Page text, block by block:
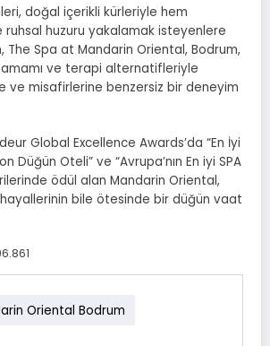
doğal içerikli kürleriyle hem
huzuru yakalamak isteyenlere
The Spa at Mandarin Oriental, Bodrum,
ve terapi alternatifleriyle
ve misafirlerine benzersiz bir deneyim
Global Excellence Awards’da “En İyi
Düğün Oteli” ve “Avrupa’nın En iyi SPA
ödül alan Mandarin Oriental,
bile ötesinde bir düğün vaat
Oriental Bodrum